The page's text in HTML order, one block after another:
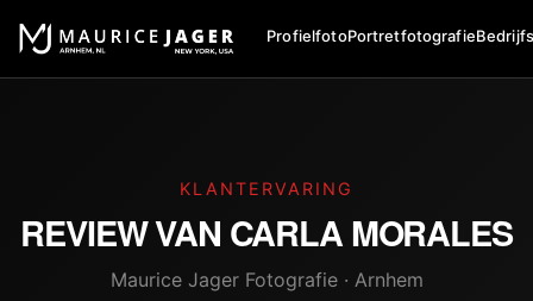
ProfielfotoPortretfotografie
KLANTERVARING
REVIEW VAN CARLA MORALES
Maurice Jager Fotografie · Arnhem